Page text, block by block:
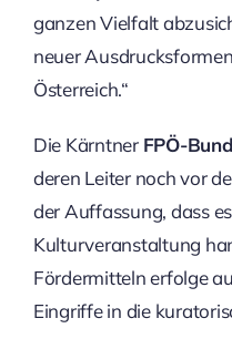
ganzen Vielfalt
neuer
Österreich.“
Die Kärntner FPÖ-
deren Leiter noch vor
der Auffassung, dass
Kulturveranstaltung
Fördermitteln erfolge
Eingriffe in die